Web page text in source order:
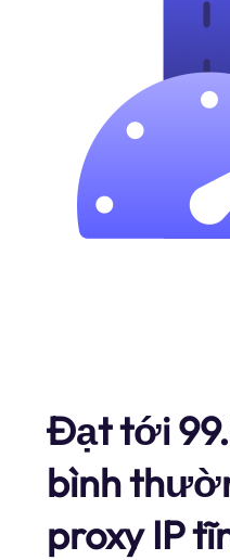
Đạt tới
bình
proxy IP